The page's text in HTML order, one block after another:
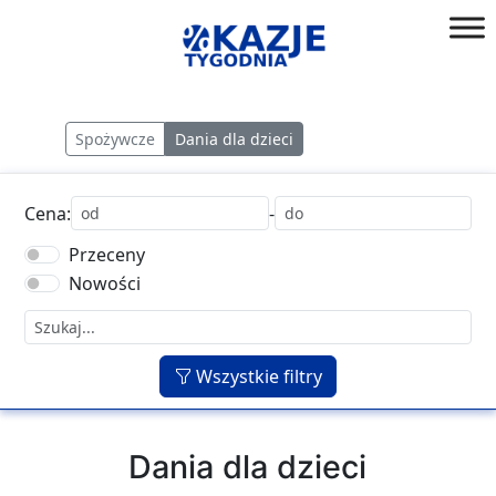
złap
Spożywcze Dania dla dzieci
Cena:
-
Przeceny
Nowości
Wszystkie filtry
Dania dla dzieci